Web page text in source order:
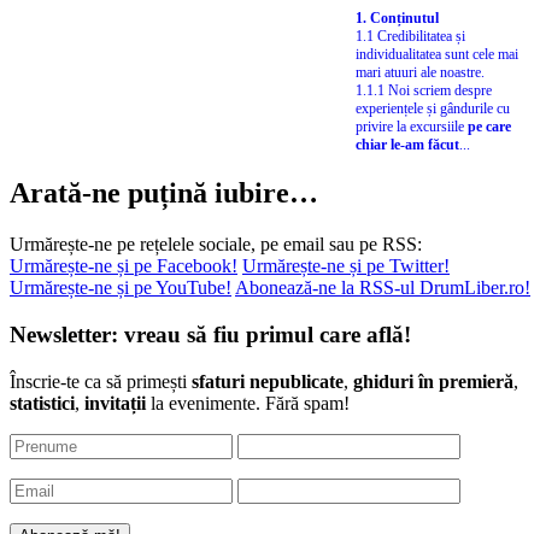
1. Conținutul
1.1 Credibilitatea și
individualitatea sunt cele mai
mari atuuri ale noastre.
1.1.1 Noi scriem despre
experiențele și gândurile cu
privire la excursiile pe care
chiar le-am făcut
Arată-ne puțină iubire…
Urmărește-ne pe rețelele sociale, pe email sau pe RSS:
Urmărește-ne și pe Facebook! Urmărește-ne și pe Twitter!
Urmărește-ne și pe YouTube! Abonează-ne la RSS-ul DrumLiber.ro!
Newsletter: vreau să fiu primul care află!
Înscrie-te ca să primești sfaturi nepublicate, ghiduri în premieră,
statistici, invitații la evenimente. Fără spam!